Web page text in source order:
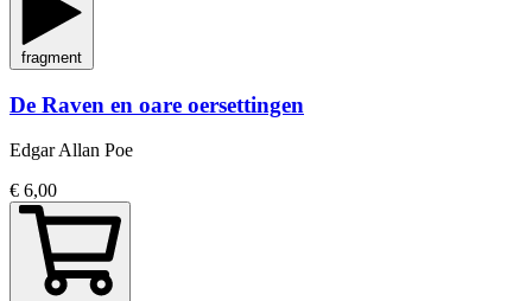
fragment
De Raven en oare oersettingen
Edgar Allan Poe
€ 6,00